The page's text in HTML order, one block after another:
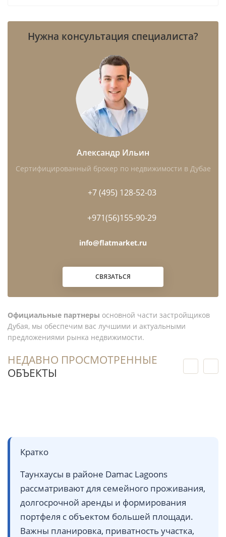
Нужна консультация специалиста?
Александр Ильин
Сертифицированный брокер по недвижимости в Дубае
+7 (495) 128-52-03
+971(56)155-90-29
info@flatmarket.ru
СВЯЗАТЬСЯ
Официальные партнеры основной части застройщиков
Дубая, мы обеспечим вас лучшими и актуальными
предложениями рынка недвижимости.
НЕДАВНО ПРОСМОТРЕННЫЕ
ОБЪЕКТЫ
Кратко
Таунхаусы в районе Damac Lagoons
рассматривают для семейного проживания,
долгосрочной аренды и формирования
портфеля с объектом большей площади.
Важны планировка, приватность участка,